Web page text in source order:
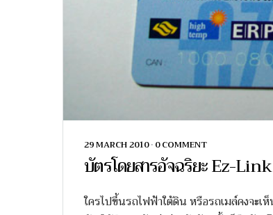
29 MARCH 2010 • 0 COMMENT
บัตรโดยสารอัจฉริยะ Ez-Link
ใครไปขึ้นรถไฟฟ้าใต้ดิน หรือรถเมล์คงจะ